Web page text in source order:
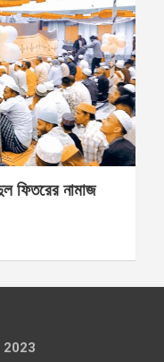
ফিতরের নামাজ
2023